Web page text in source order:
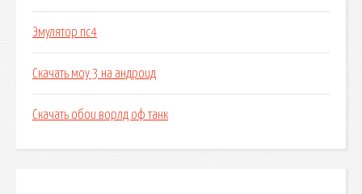
Эмулятор пс4
Скачать моу 3 на андроид
Скачать обои ворлд оф танк